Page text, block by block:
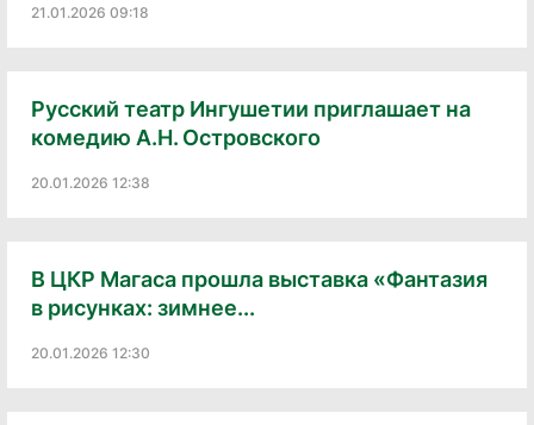
21.01.2026 09:18
Русский театр Ингушетии приглашает на
комедию А.Н. Островского
20.01.2026 12:38
В ЦКР Магаса прошла выставка «Фантазия
в рисунках: зимнее...
20.01.2026 12:30